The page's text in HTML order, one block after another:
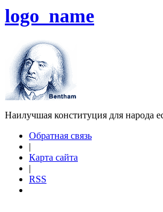
logo_name
Наилучшая конституция для народа
Обратная связь
|
Карта сайта
|
RSS